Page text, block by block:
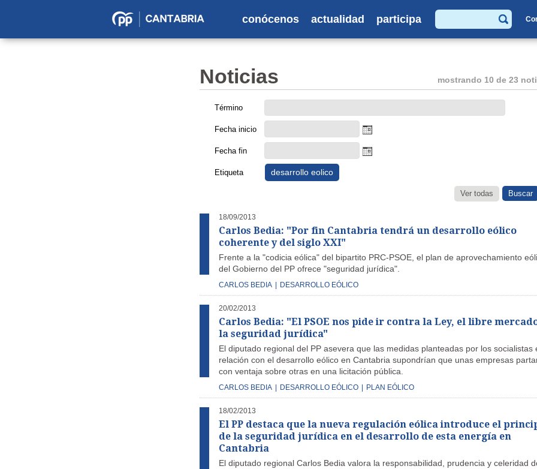
Partido
conócenos actualidad participa
Buscar
Noticias mostrando 10 de 23
Término
Fecha inicio
Fecha fin
Etiqueta desarrollo eolico
Ver todas
18/09/2013
Carlos Bedia: "Por fin Cantabria tendrá un desarrollo eólico
coherente y del siglo XXI"
Frente a la "codicia eólica" del bipartito PRC-PSOE, el plan de aprovechamiento
del Gobierno del PP ofrece "seguridad jurídica".
CARLOS BEDIA DESARROLLO EÓLICO
20/02/2013
Carlos Bedia: "El PSOE nos pide ir contra la Ley, el libre
la seguridad jurídica"
El diputado regional del PP asevera que las medidas planteadas por los socialistas
relación con el desarrollo eólico en Cantabria supondrían que unas empresas
con ventaja sobre otras en una licitación pública.
CARLOS BEDIA DESARROLLO EÓLICO PLAN EÓLICO
18/02/2013
El PP destaca que la nueva regulación eólica introduce el
de la seguridad jurídica en el desarrollo de esta energía en
Cantabria
El diputado regional Carlos Bedia valora la responsabilidad, prudencia y celeridad